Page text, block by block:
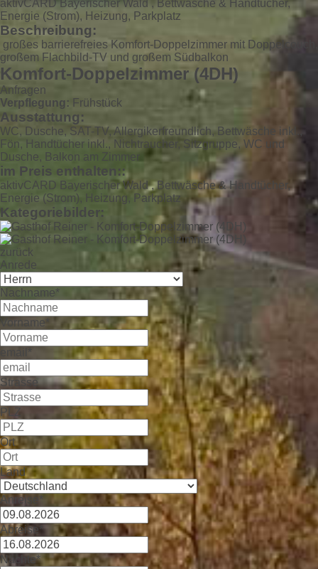
aktivCARD Bayerischer Wald , Bettwäsche & Handtücher,
Energie (Strom), Heizung, Parkplatz
Beschreibung:
großes barrierefreies Komfort-Doppelzimmer mit Doppelcouch,
großem Flachbild-TV und großem Südbalkon
Komfort-Doppelzimmer (4DH)
Anfragen
Verpflegung: Frühstück
Ausstattung:
WC, Dusche, SAT-TV, Allergikerfreundlich, Bettwäsche inkl.,
Fön, Handtücher inkl., Nichtraucher, Sitzgruppe, WC und
Dusche, Balkon am Zimmer
im Preis enthalten::
aktivCARD Bayerischer Wald , Bettwäsche & Handtücher,
Energie (Strom), Heizung, Parkplatz
Kategoriebilder:
zurück
Anrede
Nachname*
Vorname*
email*
Strasse
PLZ
Ort
Land
Anreise*
Abreise*
Nächte*